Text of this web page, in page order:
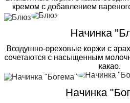
кремом с добавлением
Начинка
Воздушно-ореховые коржи с
сочетаются с насыщенным
какао.
Начинка